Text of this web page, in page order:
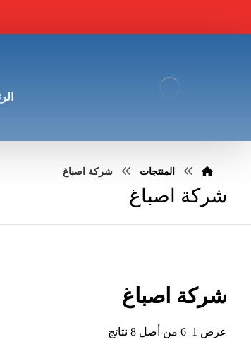
المنتجات شركة اصباغ
شركة اصباغ
شركة اصباغ
عرض 1–6 من أصل 8 نتائج